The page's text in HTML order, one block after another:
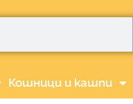
Кошници и кашпи